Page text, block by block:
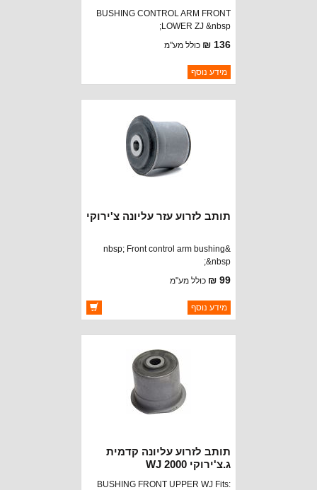
BUSHING CONTROL ARM FRONT
LOWER ZJ &nbsp;
136 ₪ כולל מע"מ
ברקוד: 52087720
יצרן:CROWN AUTOMOTIVE
מידע נוסף
תותב לזרוע עזר עליונה צ'ירוקי
&nbsp; Front control arm bushing
&nbsp;
99 ₪ כולל מע"מ
ברקוד: 52087852
יצרן:OAKMAN OFFROAD
מידע נוסף
תותב לזרוע עליונה קדמית
ג.צ'ירוקי 2000 WJ
BUSHING FRONT UPPER WJ Fits: